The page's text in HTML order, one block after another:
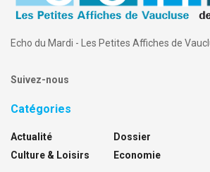
Echo du Mardi - Les Petites Affiches de
Suivez-nous
Catégories
Actualité
Culture & Loisirs
Dossier
Economie